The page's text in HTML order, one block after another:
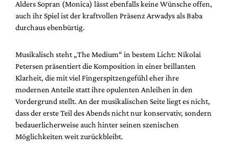
Alders Sopran (Monica) lässt ebenfalls keine Wünsche offen,
auch ihr Spiel ist der kraftvollen Präsenz Arwadys als Baba
durchaus ebenbürtig.
Musikalisch steht „The Medium“ in bestem Licht: Nikolai
Petersen präsentiert die Komposition in einer brillanten
Klarheit, die mit viel Fingerspitzengefühl eher ihre
modernen Anteile statt ihre opulenten Anleihen in den
Vordergrund stellt. An der musikalischen Seite liegt es nicht,
dass der erste Teil des Abends nicht nur konservativ, sondern
bedauerlicherweise auch hinter seinen szenischen
Möglichkeiten weit zurückbleibt.